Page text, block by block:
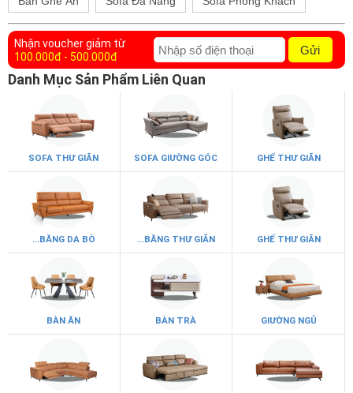
Nhận voucher giảm từ
100.000đ - 500.000đ
Gửi
Danh Mục Sản Phẩm Liên Quan
SOFA THƯ GIÃN SOFA GIƯỜNG GÓC GHẾ THƯ GIÃN
...BĂNG DA BÒ ...BĂNG THƯ GIÃN GHẾ THƯ GIÃN
BÀN ĂN BÀN TRÀ GIƯỜNG NGỦ